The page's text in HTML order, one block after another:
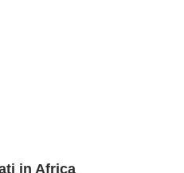
in Africa